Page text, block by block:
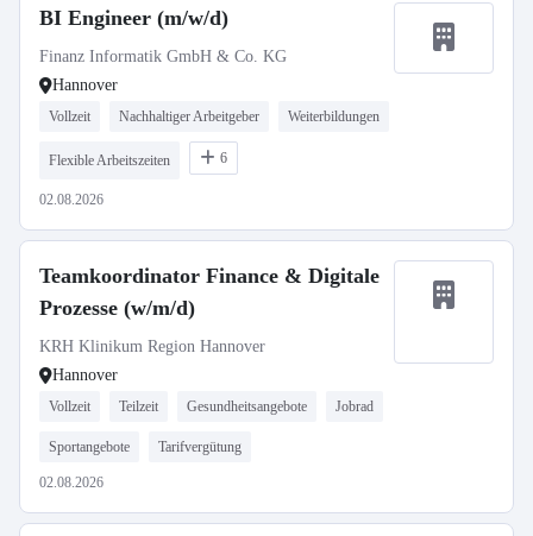
BI Engineer (m/w/d)
Finanz Informatik GmbH & Co. KG
Hannover
Vollzeit Nachhaltiger Arbeitgeber Weiterbildungen
Flexible Arbeitszeiten 6
02.08.2026
Teamkoordinator Finance & Digitale
Prozesse (w/m/d)
KRH Klinikum Region Hannover
Hannover
Vollzeit Teilzeit Gesundheitsangebote Jobrad
Sportangebote Tarifvergütung
02.08.2026